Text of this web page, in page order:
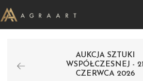
AUKCJA SZTUKI
WSPÓŁCZESNEJ - 21
CZERWCA 2026